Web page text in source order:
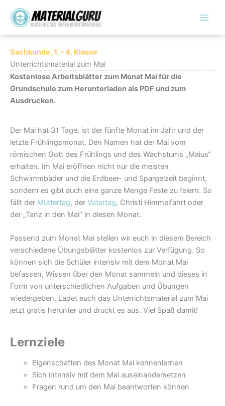
Inhalt
springen
Sachkunde, 1. – 4. Klasse
Unterrichtsmaterial zum Mai
Kostenlose Arbeitsblätter zum Monat Mai für die
Grundschule zum Herunterladen als PDF und zum
Ausdrucken.
Der Mai hat 31 Tage, ist der fünfte Monat im Jahr und der
letzte Frühlingsmonat. Den Namen hat der Mai vom
römischen Gott des Frühlings und des Wachstums „Maius“
erhalten. Im Mai eröffnen nicht nur die meisten
Schwimmbäder und die Erdbeer- und Spargelzeit beginnt,
sondern es gibt auch eine ganze Menge Feste zu feiern. So
fällt der Muttertag, der Vatertag, Christi Himmelfahrt oder
der „Tanz in den Mai“ in diesen Monat.
Passend zum Monat Mai stellen wir euch in diesem Bereich
verschiedene Übungsblätter kostenlos zur Verfügung. So
können sich die Schüler intensiv mit dem Monat Mai
befassen, Wissen über den Monat sammeln und dieses in
Form von unterschiedlichen Aufgaben und Übungen
wiedergeben. Ladet euch das Unterrichtsmaterial zum Mai
jetzt gratis herunter und druckt es aus. Viel Spaß damit!
Lernziele
Eigenschaften des Monat Mai kennenlernen
Sich intensiv mit dem Mai auseinandersetzen
Fragen rund um den Mai beantworten können